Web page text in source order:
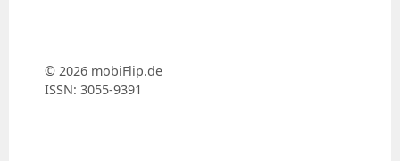
© 2026 mobiFlip.de
ISSN: 3055-9391